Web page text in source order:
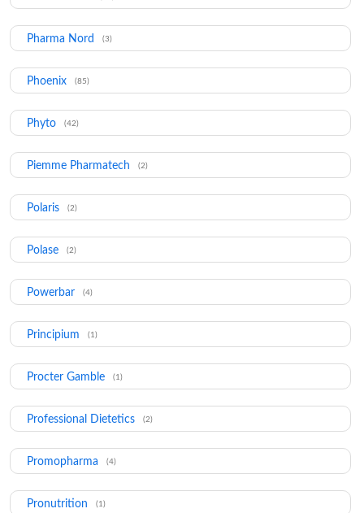
Pharma Nord (3)
Phoenix (85)
Phyto (42)
Piemme Pharmatech (2)
Polaris (2)
Polase (2)
Powerbar (4)
Principium (1)
Procter Gamble (1)
Professional Dietetics (2)
Promopharma (4)
Pronutrition (1)